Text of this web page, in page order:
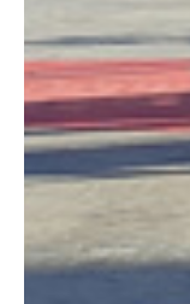
¿Tienes dudas a
necesitas?
Compara esta y
en contacto con